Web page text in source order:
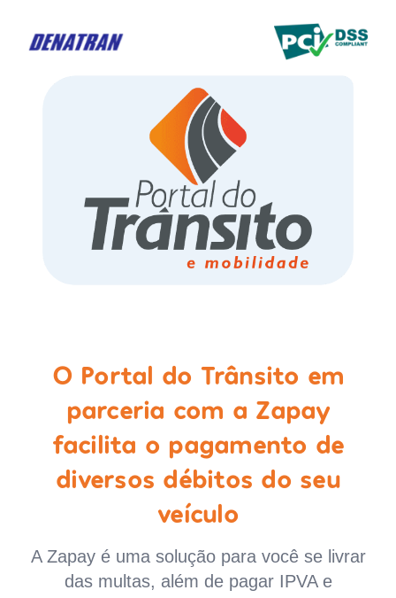
O Portal do Trânsito em
parceria com a Zapay
facilita o pagamento de
diversos débitos do seu
veículo
A Zapay é uma solução para você se livrar
das multas, além de pagar IPVA e